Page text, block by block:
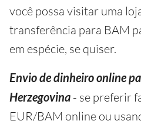
você possa visitar uma
transferência para BAM
em espécie, se quiser.
Envio de dinheiro online
Herzegovina - se preferir
EUR/BAM online ou